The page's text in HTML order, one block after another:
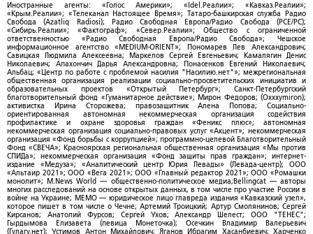
Иностранные агенты: «Голос Америки»; «Idel.Реалии»; «Кавказ.Реалии»;
«Крым.Реалии»; «Телеканал Настоящее Время»; Татаро-башкирская служба Радио
Свобода (Azatliq Radiosi); Радио Свободная Европа/Радио Свобода (PCE/PC);
«Сибирь.Реалии»; «Фактограф»; «Север.Реалии»; Общество с ограниченной
ответственностью «Радио Свободная Европа/Радио Свобода»; Чешское
информационное агентство «MEDIUM-ORIENT»; Пономарев Лев Александрович;
Савицкая Людмила Алексеевна; Маркелов Сергей Евгеньевич; Камалягин Денис
Николаевич; Апахончич Дарья Александровна; Понасенков Евгений Николаевич;
Альбац; «Центр по работе с проблемой насилия "Насилию.нет"»; межрегиональная
общественная организация реализации социально-просветительских инициатив и
образовательных проектов «Открытый Петербург»; Санкт-Петербургский
благотворительный фонд «Гуманитарное действие»; Мирон Федоров; (Oxxxymiron);
активистка Ирина Сторожева; правозащитник Алена Попова; Социально-
ориентированная автономная некоммерческая организация содействия
профилактике и охране здоровья граждан «Феникс плюс»; автономная
некоммерческая организация социально-правовых услуг «Акцент»; некоммерческая
организация «Фонд борьбы с коррупцией»; программно-целевой Благотворительный
Фонд «СВЕЧА»; Красноярская региональная общественная организация «Мы против
СПИДа»; некоммерческая организация «Фонд защиты прав граждан»; интернет-
издание «Медуза»; «Аналитический центр Юрия Левады» (Левада-центр); ООО
«Альтаир 2021»; ООО «Вега 2021»; ООО «Главный редактор 2021»; ООО «Ромашки
монолит»; M.News World — общественно-политическое медиа;Bellingcat — авторы
многих расследований на основе открытых данных, в том числе про участие России в
войне на Украине; МЕМО — юридическое лицо главреда издания «Кавказский узел»,
которое пишет в том числе о Чечне; Артемий Троицкий; Артур Смолянинов; Сергей
Кирсанов; Анатолий Фурсов; Сергей Ухов; Александр Шелест; ООО "ТЕНЕС";
Гырдымова Елизавета (певица Монеточка); Осечкин Владимир Валерьевич
(Гулагу.нет); Устимов Антон Михайлович; Яганов Ибрагим Хасанбиевич; Харченко